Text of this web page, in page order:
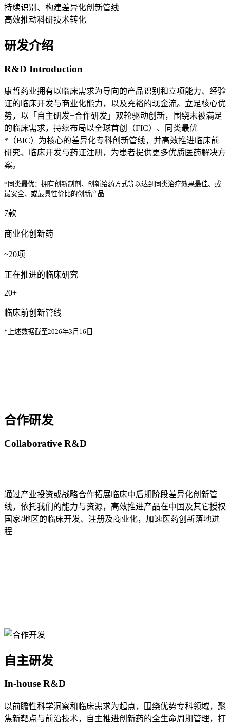
持续识别、构建差异化创新管线
高效推动科研技术转化
研发介绍
R&D Introduction
康哲药业拥有以临床需求为导向的产品识别和立项能力、经验
证的临床开发与商业化能力，以及充裕的现金流。立足核心优
势，以「自主研发+合作研发」双轮驱动创新，围绕未被满足
的临床需求，持续布局以全球首创（FIC）、同类最优
*（BIC）为核心的差异化专科创新管线，并高效推进临床前
研究、临床开发与药证注册，为患者提供更多优质医药解决方
案。
*同类最优：拥有创新制剂、创新给药方式等以达到同类治疗效果最佳、或
最安全、或最具性价比的创新产品
7款
商业化创新药
~20项
正在推进的临床研究
20+
临床前创新管线
*上述数据截至2026年3月16日
合作研发
Collaborative R&D
通过产业投资或战略合作拓展临床中后期阶段差异化创新管
线，依托我们的能力与资源，高效推进产品在中国及其它授权
国家/地区的临床开发、注册及商业化，加速医药创新落地进
程
自主研发
In-house R&D
以前瞻性科学洞察和临床需求为起点，围绕优势专科领域，聚
焦新靶点与前沿技术，自主推进创新药的全生命周期管理，打